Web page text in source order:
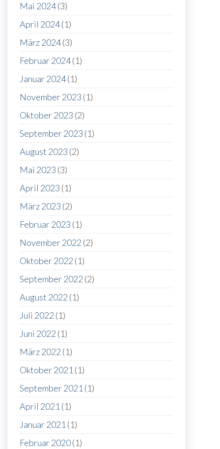
Mai 2024(3)
April 2024(1)
März 2024(3)
Februar 2024(1)
Januar 2024(1)
November 2023 (1)
Oktober 2023 (2)
September 2023 (1)
August 2023 (2)
Mai 2023 (3)
April 2023 (1)
März 2023 (2)
Februar 2023 (1)
November 2022 (2)
Oktober 2022 (1)
September 2022 (2)
August 2022 (1)
Juli 2022 (1)
Juni 2022 (1)
März 2022 (1)
Oktober 2021 (1)
September 2021 (1)
April 2021 (1)
Januar 2021 (1)
Februar 2020(1)